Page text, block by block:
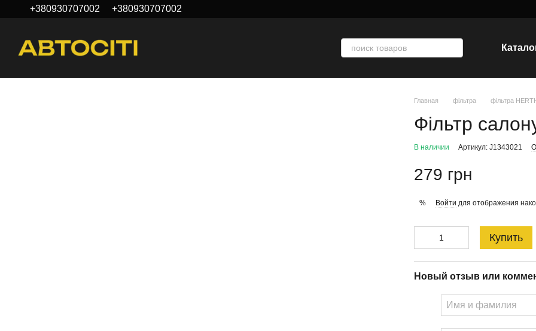
Перейти к основному контенту
+380930707002 +380930707002
Главная фільтра фільтра
Фільтр
В наличии Артикул: J1343021
279 грн
% Войти для отображения
Купить
Новый отзыв или